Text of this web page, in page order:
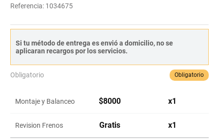
Referencia: 1034675
Si tu método de entrega es envió a domicilio, no se
aplicaran recargos por los servicios.
Obligatorio Obligatorio
Montaje y Balanceo $8000 x1
Revision Frenos Gratis x1